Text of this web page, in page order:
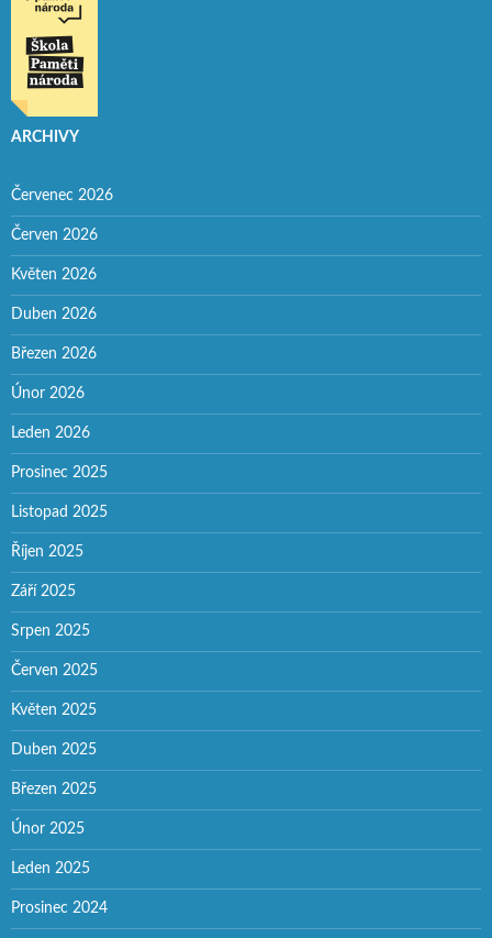
ARCHIVY
Červenec 2026
Červen 2026
Květen 2026
Duben 2026
Březen 2026
Únor 2026
Leden 2026
Prosinec 2025
Listopad 2025
Říjen 2025
Září 2025
Srpen 2025
Červen 2025
Květen 2025
Duben 2025
Březen 2025
Únor 2025
Leden 2025
Prosinec 2024